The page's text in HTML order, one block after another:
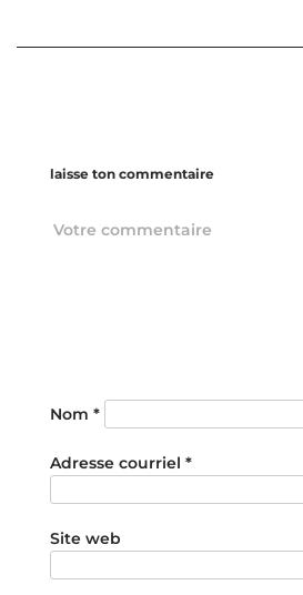
laisse ton commentaire
Nom *
Adresse courriel *
Site web